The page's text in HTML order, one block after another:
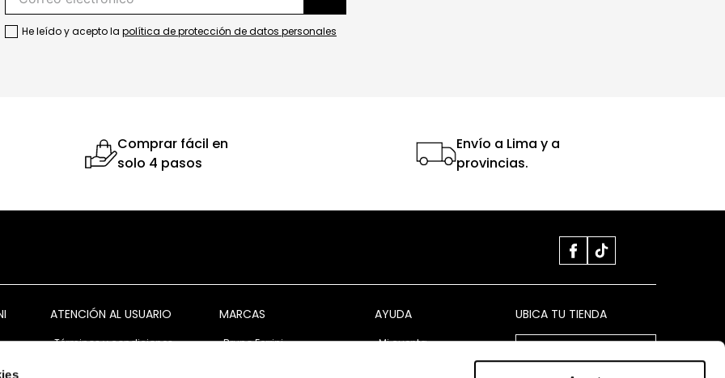
He leído y acepto la política de protección de datos personales
Comprar fácil en
solo 4 pasos
Envío a Lima y a
provincias.
ATENCIÓN AL USUARIO
Términos y condiciones
MARCAS
Bruno Ferrini
AYUDA
Mi cuenta
UBICA TU TIENDA